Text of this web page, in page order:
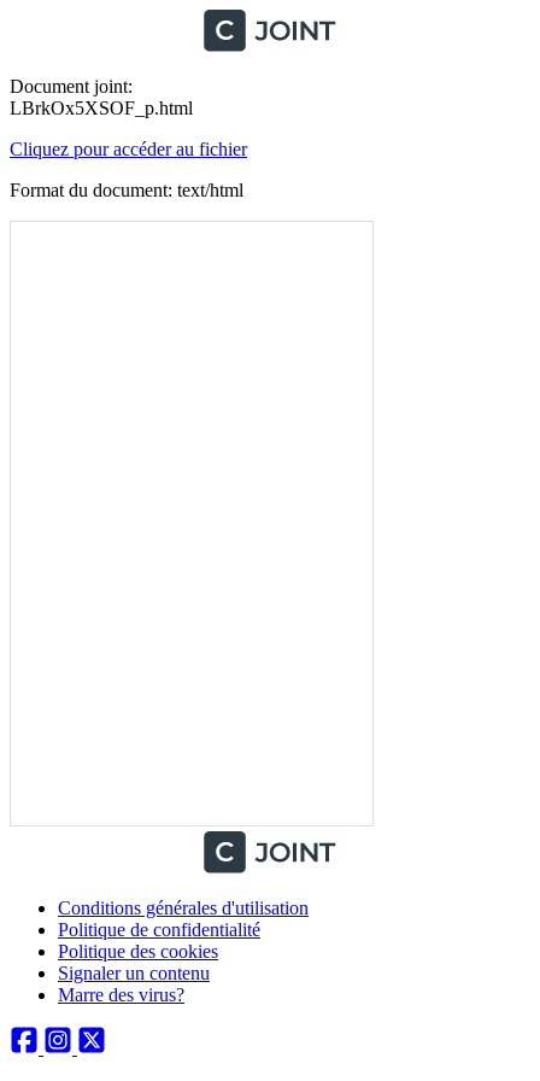
Document joint:
LBrkOx5XSOF_p.html
Cliquez pour accéder au fichier
Format du document: text/html
Conditions générales d'utilisation
Politique de confidentialité
Politique des cookies
Signaler un contenu
Marre des virus?